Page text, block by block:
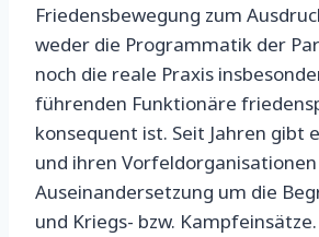
Friedensbewegung zum
weder die Programmatik der
noch die reale Praxis
führenden Funktionäre
konsequent ist. Seit Jahren gibt
und ihren
Auseinandersetzung um die
und Kriegs- bzw.